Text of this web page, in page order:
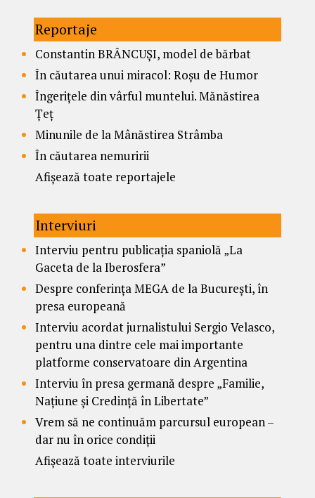
Reportaje
Constantin BRÂNCUȘI, model de bărbat
În căutarea unui miracol: Roșu de Humor
Îngerițele din vârful muntelui. Mănăstirea
Țeț
Minunile de la Mânăstirea Strâmba
În căutarea nemuririi
Afișează toate reportajele
Interviuri
Interviu pentru publicația spaniolă „La
Gaceta de la Iberosfera”
Despre conferința MEGA de la București, în
presa europeană
Interviu acordat jurnalistului Sergio Velasco,
pentru una dintre cele mai importante
platforme conservatoare din Argentina
Interviu în presa germană despre „Familie,
Națiune și Credință în Libertate”
Vrem să ne continuăm parcursul european –
dar nu în orice condiții
Afișează toate interviurile